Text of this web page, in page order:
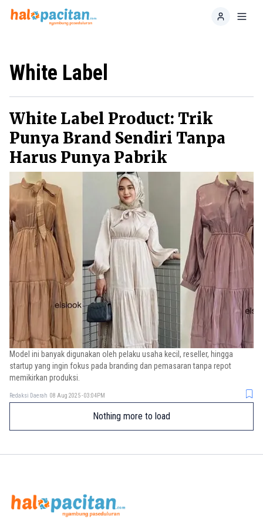
Home
White Label
White Label Product: Trik
Punya Brand Sendiri Tanpa
Harus Punya Pabrik
Model ini banyak digunakan oleh pelaku usaha kecil, reseller, hingga
startup yang ingin fokus pada branding dan pemasaran tanpa repot
memikirkan produksi.
Redaksi Daerah 08 Aug 2025 - 03:04PM
Nothing more to load